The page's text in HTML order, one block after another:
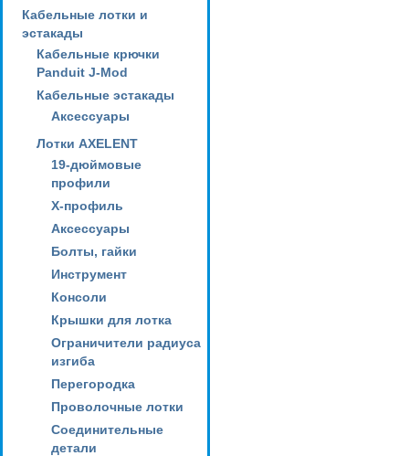
Кабельные лотки и
эстакады
Кабельные крючки
Panduit J-Mod
Кабельные эстакады
Аксессуары
Лотки AXELENT
19-дюймовые
профили
X-профиль
Аксессуары
Болты, гайки
Инструмент
Консоли
Крышки для лотка
Ограничители радиуса
изгиба
Перегородка
Проволочные лотки
Соединительные
детали